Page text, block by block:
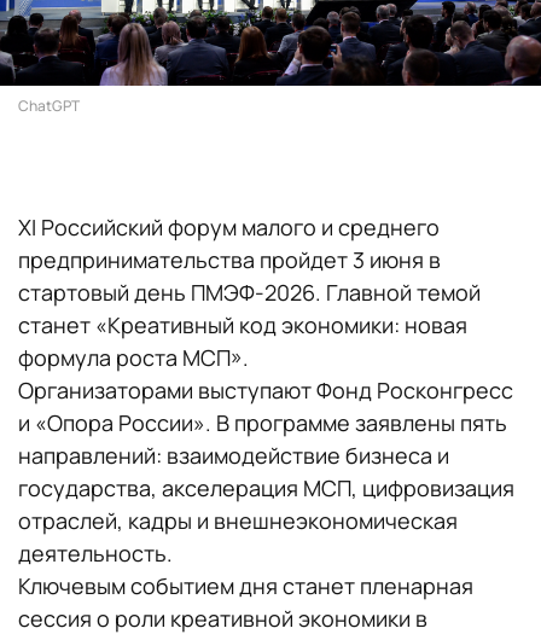
ChatGPT
XI Российский форум малого и среднего
предпринимательства пройдет 3 июня в
стартовый день ПМЭФ-2026. Главной темой
станет «Креативный код экономики: новая
формула роста МСП».
Организаторами выступают Фонд Росконгресс
и «Опора России». В программе заявлены пять
направлений: взаимодействие бизнеса и
государства, акселерация МСП, цифровизация
отраслей, кадры и внешнеэкономическая
деятельность.
Ключевым событием дня станет пленарная
сессия о роли креативной экономики в